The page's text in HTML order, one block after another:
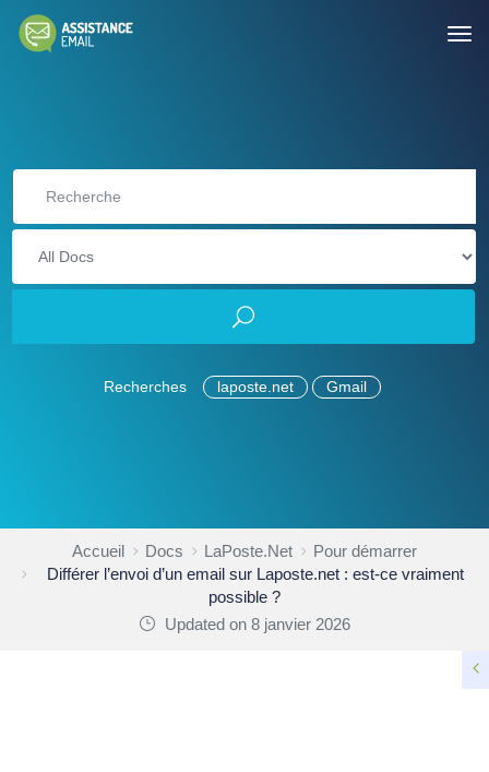
Recherches laposte.net Gmail
Accueil Docs LaPoste.Net
Pour démarrer
Différer l’envoi d’un email sur Laposte.net : est-ce vraiment
possible ?
Updated on 8 janvier 2026